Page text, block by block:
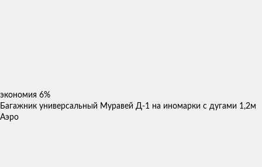
экономия 6%
Багажник универсальный Муравей Д-1 на иномарки с дугами 1,2м
Аэро